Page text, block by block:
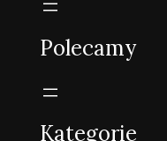
Polecamy
Kategorie